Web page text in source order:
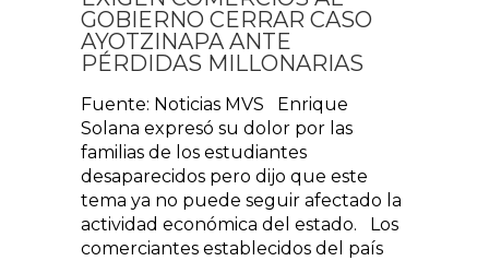
GOBIERNO CERRAR CASO
AYOTZINAPA ANTE
PÉRDIDAS MILLONARIAS
Fuente: Noticias MVS Enrique
Solana expresó su dolor por las
familias de los estudiantes
desaparecidos pero dijo que este
tema ya no puede seguir afectado la
actividad económica del estado. Los
comerciantes establecidos del país